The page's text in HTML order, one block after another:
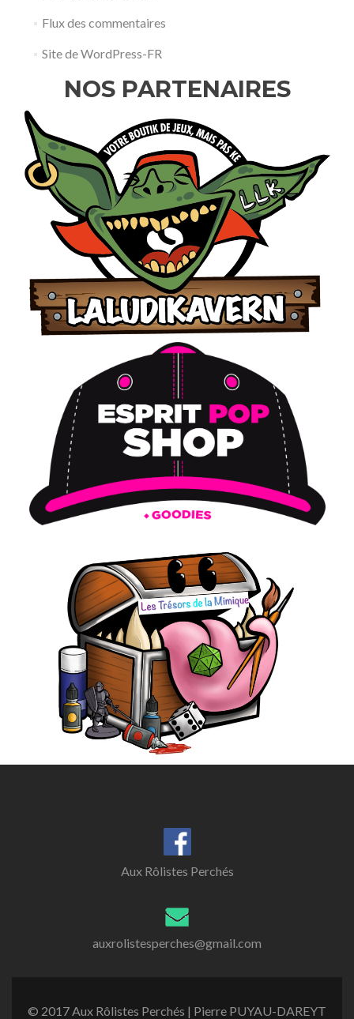
Flux des commentaires
Site de WordPress-FR
NOS PARTENAIRES
Aux Rôlistes Perchés
auxrolistesperches@gmail.com
© 2017 Aux Rôlistes Perchés | Pierre PUYAU-DAREYT